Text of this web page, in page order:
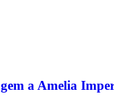
a Amelia